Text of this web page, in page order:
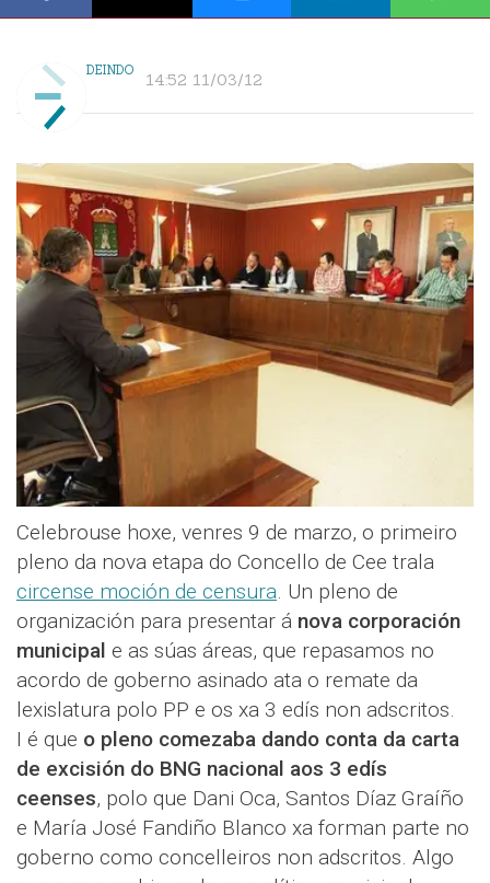
DEINDO 14:52 11/03/12
Celebrouse hoxe, venres 9 de marzo, o primeiro
pleno da nova etapa do Concello de Cee trala
circense moción de censura . Un pleno de
organización para presentar á nova corporación
municipal e as súas áreas, que repasamos no
acordo de goberno asinado ata o remate da
lexislatura polo PP e os xa 3 edís non adscritos.
I é que o pleno comezaba dando conta da carta
de excisión do BNG nacional aos 3 edís
ceenses, polo que Dani Oca, Santos Díaz Graíño
e María José Fandiño Blanco xa forman parte no
goberno como concelleiros non adscritos. Algo